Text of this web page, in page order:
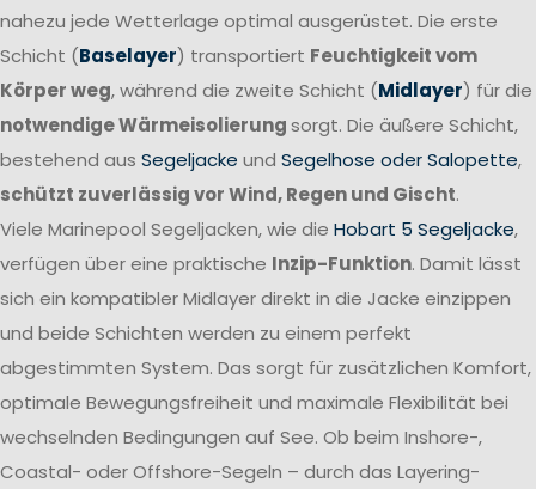
nahezu jede Wetterlage optimal ausgerüstet. Die erste
Schicht (Baselayer) transportiert Feuchtigkeit vom
Körper weg, während die zweite Schicht (Midlayer) für die
notwendige Wärmeisolierungsorgt. Die äußere Schicht,
bestehend aus Segeljacke und Segelhose oder Salopette,
schützt zuverlässig vor Wind, Regen und Gischt.
Viele Marinepool Segeljacken, wie die Hobart 5 Segeljacke,
verfügen über eine praktische Inzip-Funktion. Damit lässt
sich ein kompatibler Midlayer direkt in die Jacke einzippen
und beide Schichten werden zu einem perfekt
abgestimmten System. Das sorgt für zusätzlichen Komfort,
optimale Bewegungsfreiheit und maximale Flexibilität bei
wechselnden Bedingungen auf See. Ob beim Inshore-,
Coastal- oder Offshore-Segeln – durch das Layering-